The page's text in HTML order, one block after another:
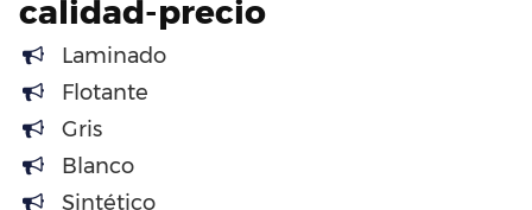
calidad-precio
Laminado
Flotante
Gris
Blanco
Sintético